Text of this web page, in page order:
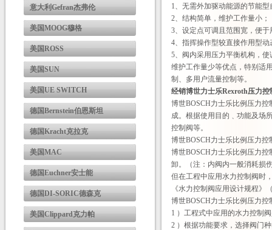
意大利Gefran杰弗伦
美国MOOG穆格
美国ROSS
美国SUN
美国UE SWITCH
德国Bernstein伯恩斯坦
德国Kracht克拉克
美国MAC
德国Euchner安士能
德国DI-SORIC德森克
美国Clippard克力帕
1、无需外加驱动能源的节能
2、结构简单，维护工作量小；
3、设定点可调且范围宽，便
4、指挥操作型较直接作用型
5、阀内采用压力平衡机构，
维护工作量少等优点，特别适
制、多用户流量控制等。
经销博世力士乐Rexroth压力控
博世BOSCH力士乐比例压力
成。根据使用目的﹑功能及场
控制阀等。
博世BOSCH力士乐比例压力
博世BOSCH力士乐比例压力
卸。（注：内阀内一般消耗损
但在工程中应用水力控制阀时
《水力控制阀应用设计规程
博世BOSCH力士乐比例压力
1 ）工程式中应用的水力控制
2 ）根据功能要求，选择阀门